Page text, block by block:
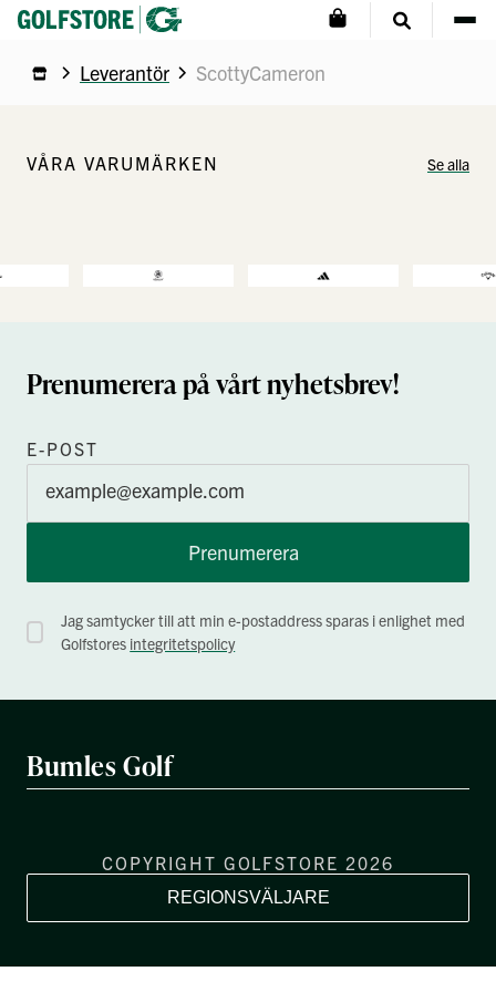
Leverantör ScottyCameron
VÅRA VARUMÄRKEN Se alla
Prenumerera på vårt nyhetsbrev!
E-POST
Prenumerera
Jag samtycker till att min e-postaddress sparas i enlighet med
Golfstores integritetspolicy
Bumles Golf
COPYRIGHT GOLFSTORE 2026
REGIONSVÄLJARE